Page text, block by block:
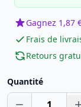
Gagnez 1,87
Frais de
Retours
Quantité